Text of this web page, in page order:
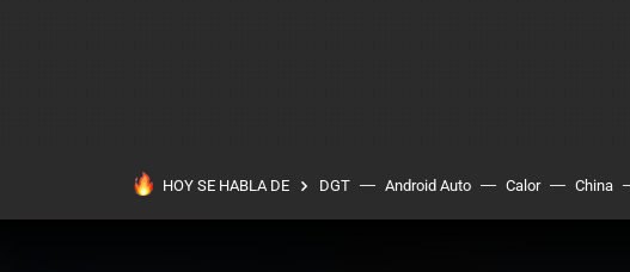
HOY SE HABLA DE DGT Android Auto Calor China